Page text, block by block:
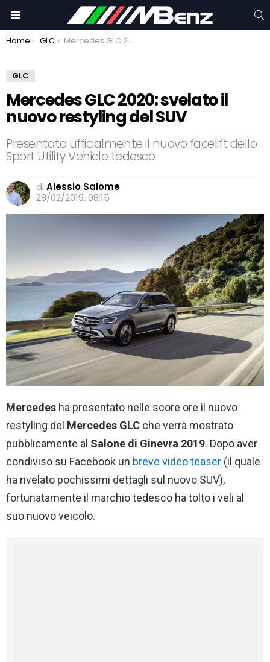
You are here:
Home GLC Mercedes GLC 2020: svelato il nuovo restyling del SUV
GLC
Mercedes GLC 2020: svelato il
nuovo restyling del SUV
Presentato ufficialmente il nuovo facelift dello
Sport Utility Vehicle tedesco
di Alessio Salome
28/02/2019, 08:15
Mercedes ha presentato nelle score ore il nuovo
restyling del Mercedes GLC che verrà mostrato
pubblicamente al Salone di Ginevra 2019. Dopo aver
condiviso su Facebook un breve video teaser (il quale
ha rivelato pochissimi dettagli sul nuovo SUV),
fortunatamente il marchio tedesco ha tolto i veli al
suo nuovo veicolo.